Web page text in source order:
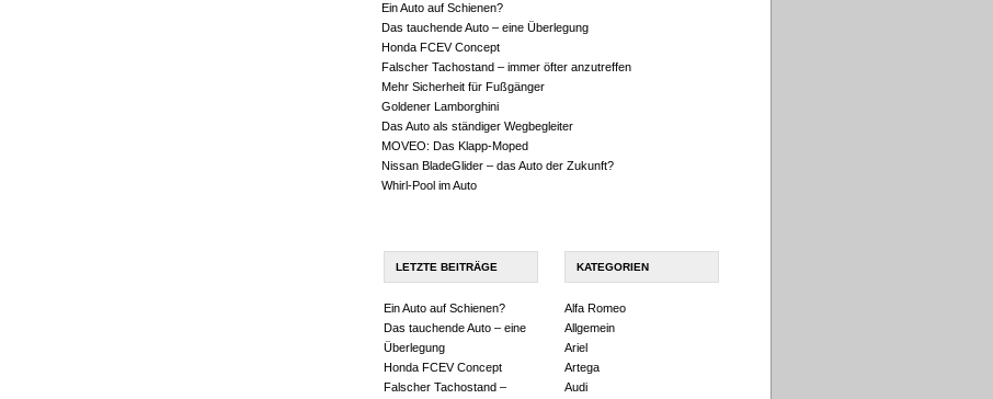
Ein Auto auf Schienen?
Das tauchende Auto – eine Überlegung
Honda FCEV Concept
Falscher Tachostand – immer öfter anzutreffen
Mehr Sicherheit für Fußgänger
Goldener Lamborghini
Das Auto als ständiger Wegbegleiter
MOVEO: Das Klapp-Moped
Nissan BladeGlider – das Auto der Zukunft?
Whirl-Pool im Auto
LETZTE BEITRÄGE
Ein Auto auf Schienen?
Das tauchende Auto – eine
Überlegung
Honda FCEV Concept
Falscher Tachostand –
KATEGORIEN
Alfa Romeo
Allgemein
Ariel
Artega
Audi